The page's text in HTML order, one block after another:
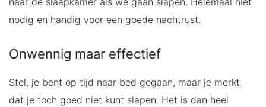
nodig en handig voor een goede nachtrust.
Onwennig maar effectief
Stel, je bent op tijd naar bed gegaan, maar je merkt
dat je toch goed niet kunt slapen. Het is dan heel